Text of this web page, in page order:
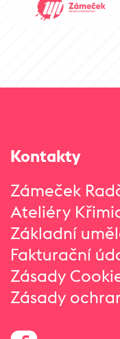
Kontakty
Zámeček
Ateliéry
Základní
Fakturační
Zásady
Zásady